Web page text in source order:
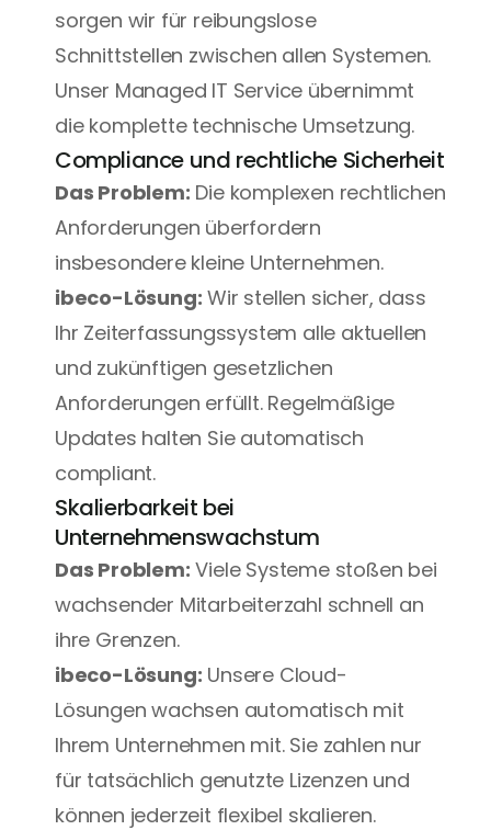
sorgen wir für reibungslose
Schnittstellen zwischen allen Systemen.
Unser Managed IT Service übernimmt
die komplette technische Umsetzung.
Compliance und rechtliche Sicherheit
Das Problem: Die komplexen rechtlichen
Anforderungen überfordern
insbesondere kleine Unternehmen.
ibeco-Lösung: Wir stellen sicher, dass
Ihr Zeiterfassungssystem alle aktuellen
und zukünftigen gesetzlichen
Anforderungen erfüllt. Regelmäßige
Updates halten Sie automatisch
compliant.
Skalierbarkeit bei
Unternehmenswachstum
Das Problem: Viele Systeme stoßen bei
wachsender Mitarbeiterzahl schnell an
ihre Grenzen.
ibeco-Lösung: Unsere Cloud-
Lösungen wachsen automatisch mit
Ihrem Unternehmen mit. Sie zahlen nur
für tatsächlich genutzte Lizenzen und
können jederzeit flexibel skalieren.